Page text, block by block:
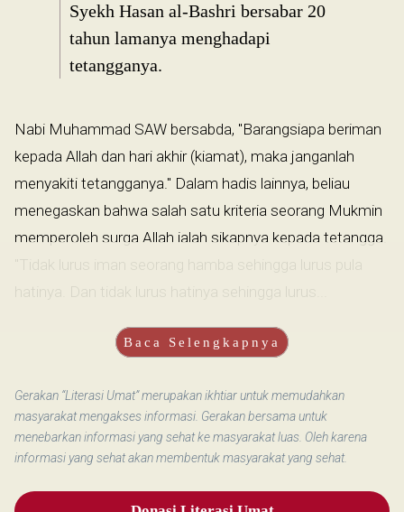
Syekh Hasan al-Bashri bersabar 20
tahun lamanya menghadapi
tetangganya.
Nabi Muhammad SAW bersabda, "Barangsiapa beriman
kepada Allah dan hari akhir (kiamat), maka janganlah
menyakiti tetangganya." Dalam hadis lainnya, beliau
menegaskan bahwa salah satu kriteria seorang Mukmin
memperoleh surga Allah ialah sikapnya kepada tetangga.
"Tidak lurus iman seorang hamba sehingga lurus pula
hatinya. Dan tidak lurus hatinya sehingga lurus...
Baca Selengkapnya
Gerakan “Literasi Umat” merupakan ikhtiar untuk memudahkan
masyarakat mengakses informasi. Gerakan bersama untuk
menebarkan informasi yang sehat ke masyarakat luas. Oleh karena
informasi yang sehat akan membentuk masyarakat yang sehat.